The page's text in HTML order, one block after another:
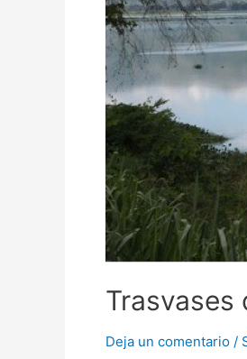
Trasvases
Deja un comentario /